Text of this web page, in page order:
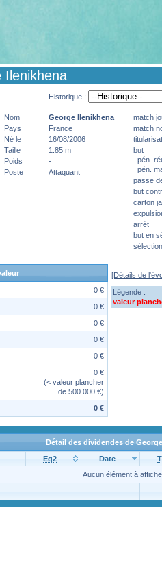
Ilenikhena
Historique :
Nom George Ilenikhena
Pays
France
Né le
16/08/2006
Taille
1.85 m
Poids
-
Poste
Attaquant
match
match
but
pén.
pén.
passe
but
carton
arrêt
but en
sélection
0 €
0 €
0 €
0 €
0 €
0 €
(< valeur plancher
de 500 000 €)
0 €
[Détails de
Légende :
valeur
Détail des dividendes de
Eq2 Date
Aucun élément à